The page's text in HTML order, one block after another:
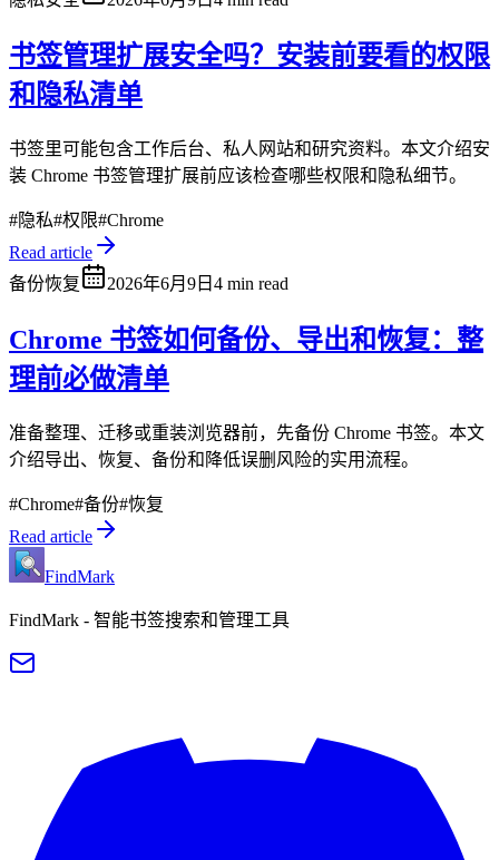
书签管理扩展安全吗？安装前要看的权限
和隐私清单
书签里可能包含工作后台、私人网站和研究资料。本文介绍安
装 Chrome 书签管理扩展前应该检查哪些权限和隐私细节。
#隐私#权限#Chrome
Read article
备份恢复
2026年6月9日 4 min read
Chrome 书签如何备份、导出和恢复：整
理前必做清单
准备整理、迁移或重装浏览器前，先备份 Chrome 书签。本文
介绍导出、恢复、备份和降低误删风险的实用流程。
#Chrome#备份#恢复
Read article
FindMark
FindMark - 智能书签搜索和管理工具